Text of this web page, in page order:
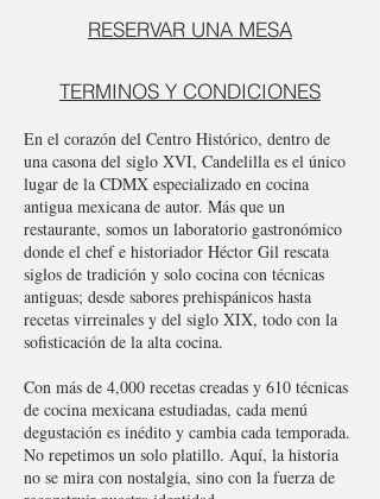
RESERVAR UNA MESA
TERMINOS Y CONDICIONES
En el corazón del Centro Histórico, dentro de
una casona del siglo XVI, Candelilla es el único
lugar de la CDMX especializado en cocina
antigua mexicana de autor. Más que un
restaurante, somos un laboratorio gastronómico
donde el chef e historiador Héctor Gil rescata
siglos de tradición y solo cocina con técnicas
antiguas; desde sabores prehispánicos hasta
recetas virreinales y del siglo XIX, todo con la
sofisticación de la alta cocina.
Con más de 4,000 recetas creadas y 610 técnicas
de cocina mexicana estudiadas, cada menú
degustación es inédito y cambia cada temporada.
No repetimos un solo platillo. Aquí, la historia
no se mira con nostalgia, sino con la fuerza de